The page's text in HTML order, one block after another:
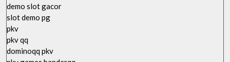
demo slot gacor
slot demo pg
pkv
pkv qq
dominoqq pkv